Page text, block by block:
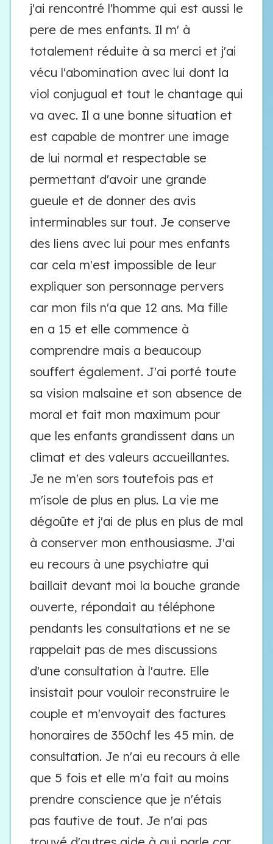
j'ai rencontré l'homme qui est aussi le
pere de mes enfants. Il m' à
totalement réduite à sa merci et j'ai
vécu l'abomination avec lui dont la
viol conjugual et tout le chantage qui
va avec. Il a une bonne situation et
est capable de montrer une image
de lui normal et respectable se
permettant d'avoir une grande
gueule et de donner des avis
interminables sur tout. Je conserve
des liens avec lui pour mes enfants
car cela m'est impossible de leur
expliquer son personnage pervers
car mon fils n'a que 12 ans. Ma fille
en a 15 et elle commence à
comprendre mais a beaucoup
souffert également. J'ai porté toute
sa vision malsaine et son absence de
moral et fait mon maximum pour
que les enfants grandissent dans un
climat et des valeurs accueillantes.
Je ne m'en sors toutefois pas et
m'isole de plus en plus. La vie me
dégoûte et j'ai de plus en plus de mal
à conserver mon enthousiasme. J'ai
eu recours à une psychiatre qui
baillait devant moi la bouche grande
ouverte, répondait au téléphone
pendants les consultations et ne se
rappelait pas de mes discussions
d'une consultation à l'autre. Elle
insistait pour vouloir reconstruire le
couple et m'envoyait des factures
honoraires de 350chf les 45 min. de
consultation. Je n'ai eu recours à elle
que 5 fois et elle m'a fait au moins
prendre conscience que je n'étais
pas fautive de tout. Je n'ai pas